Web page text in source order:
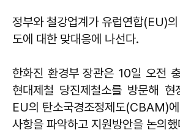
정부와 철강업계가 유럽연합(EU)의
도에 대한 맞대응에 나선다.
한화진 환경부 장관은 10일 오전
현대제철 당진제철소를 방문해 현
EU의 탄소국경조정제도(CBAM)
사항을 파악하고 지원방안을 논의했